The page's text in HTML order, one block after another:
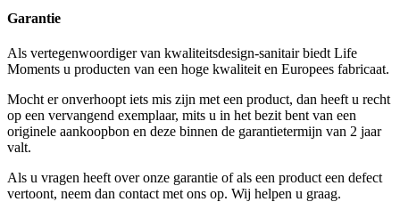
Garantie
Als vertegenwoordiger van kwaliteitsdesign-sanitair biedt Life
Moments u producten van een hoge kwaliteit en Europees fabricaat.
Mocht er onverhoopt iets mis zijn met een product, dan heeft u recht
op een vervangend exemplaar, mits u in het bezit bent van een
originele aankoopbon en deze binnen de garantietermijn van 2 jaar
valt.
Als u vragen heeft over onze garantie of als een product een defect
vertoont, neem dan contact met ons op. Wij helpen u graag.